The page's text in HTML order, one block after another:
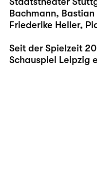
Bachmann,
Friederike Heller,
Seit der Spielzeit
Schauspiel Leipzig